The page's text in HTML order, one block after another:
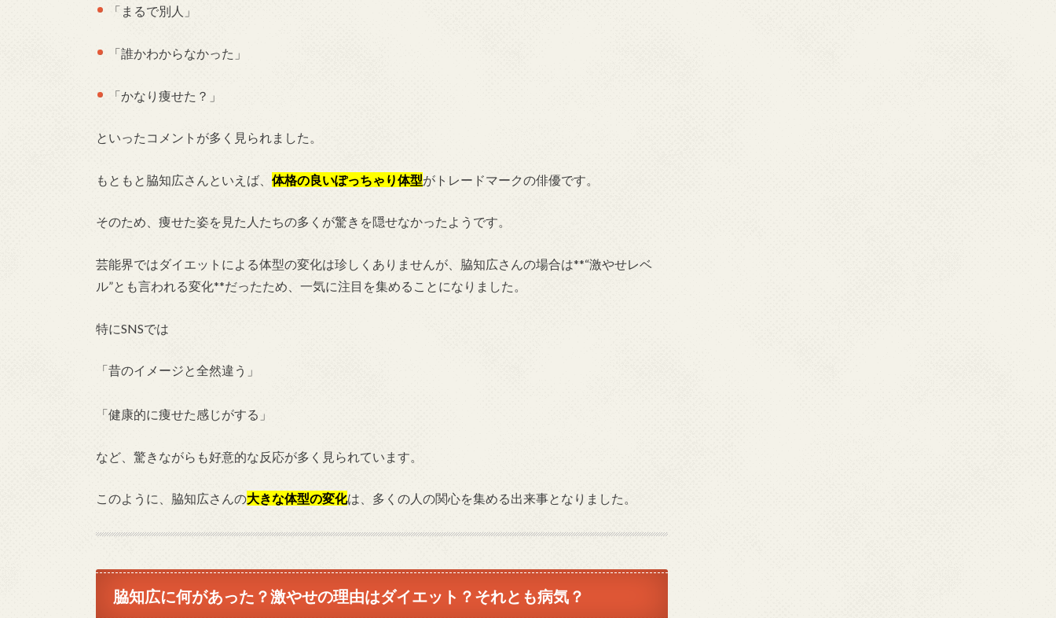
「まるで別人」
「誰かわからなかった」
「かなり痩せた？」
といったコメントが多く見られました。
もともと脇知広さんといえば、 体格の良いぽっちゃり体型がトレードマークの俳優です。
そのため、痩せた姿を見た人たちの多くが驚きを隠せなかったようです。
芸能界ではダイエットによる体型の変化は珍しくありませんが、脇知広さんの場合は**“激やせレベ
ル”とも言われる変化**だったため、一気に注目を集めることになりました。
特にSNSでは
「昔のイメージと全然違う」
「健康的に痩せた感じがする」
など、驚きながらも好意的な反応が多く見られています。
このように、脇知広さんの大きな体型の変化は、多くの人の関心を集める出来事となりました。
脇知広に何があった？激やせの理由はダイエット？それとも病気？